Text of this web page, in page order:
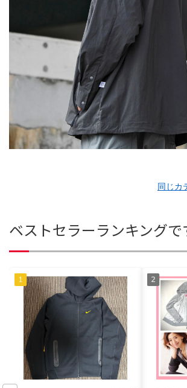
同じカ
ベストセラーランキングで